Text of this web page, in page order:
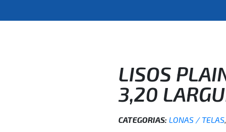
LISOS
3,20
CATEGORIAS: LONAS / TELAS,